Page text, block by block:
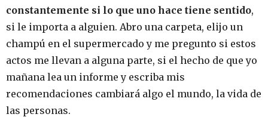
constantemente si lo que uno hace tiene sentido,
si le importa a alguien. Abro una carpeta, elijo un
champú en el supermercado y me pregunto si estos
actos me llevan a alguna parte, si el hecho de que yo
mañana lea un informe y escriba mis
recomendaciones cambiará algo el mundo, la vida de
las personas.